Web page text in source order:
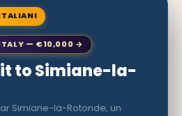
— €10,000 →
to Simiane-la-
Simiane-la-Rotonde, un